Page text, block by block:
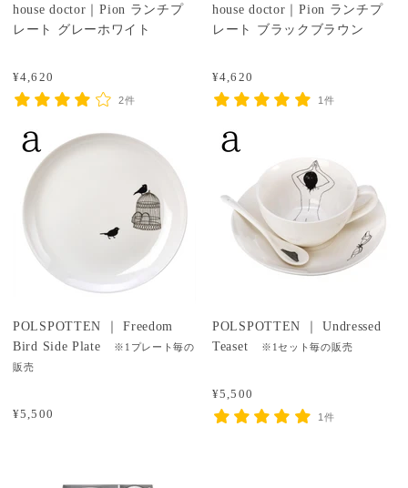
¥4,620
house doctor｜Pion ランチプ
レート グレーホワイト
2件
¥4,620
house doctor｜Pion ランチプ
レート ブラックブラウン
1件
¥5,500
POLSPOTTEN ｜ Freedom
Bird Side Plate
※1プレート毎の
販売
¥5,500
POLSPOTTEN ｜ Undressed
Teaset
※1セット毎の販売
1件